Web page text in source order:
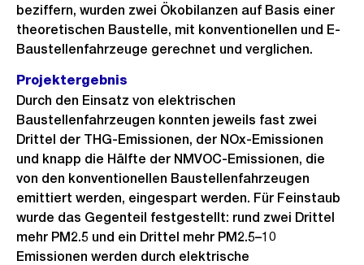
beziffern, wurden zwei Ökobilanzen auf Basis einer
theoretischen Baustelle, mit konventionellen und E-
Baustellenfahrzeuge gerechnet und verglichen.
Projektergebnis
Durch den Einsatz von elektrischen
Baustellenfahrzeugen konnten jeweils fast zwei
Drittel der THG-Emissionen, der NOx-Emissionen
und knapp die Hälfte der NMVOC-Emissionen, die
von den konventionellen Baustellenfahrzeugen
emittiert werden, eingespart werden. Für Feinstaub
wurde das Gegenteil festgestellt: rund zwei Drittel
mehr PM2.5 und ein Drittel mehr PM2.5–10
Emissionen werden durch elektrische